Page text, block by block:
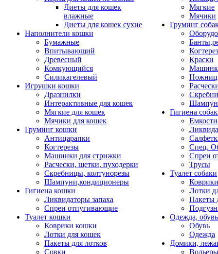
Диеты для кошек
влажные
Диеты для кошек сухие
Наполнители кошки
Бумажные
Впитывающий
Древесный
Комкующийся
Силикагелевый
Игрушки кошки
Дразнилки
Интерактивные для кошек
Мягкие для кошек
Мячики для кошек
Груминг кошки
Антицарапки
Когтерезы
Машинки для стрижки
Расчески, щетки, пуходерки
Скребницы, колтунорезы
Шампуни,кондиционеры
Гигиена кошки
Ликвидаторы запаха
Спреи отпугивающие
Туалет кошки
Коврики кошки
Лотки для кошек
Пакеты для лотков
Совки
Мягкие
Мячики
Груминг
Краски
Гигиена
Емкости
Спец.
Спреи
Трусы
Туалет собаки
Коврики
Лотки
Пакеты
Одежда, обувь
Обувь
Одежда
Домики,